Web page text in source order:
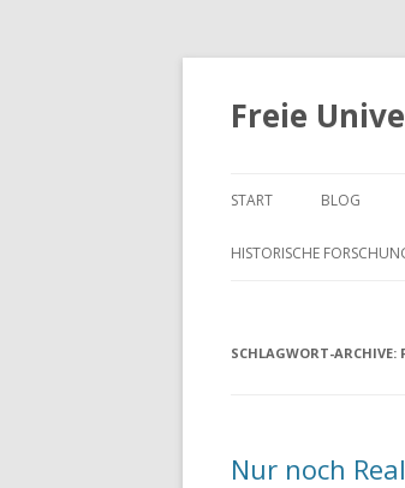
Freie
START BLOG
HISTORISCHE
SCHLAGWORT-ARCHIVE:
Nur noch